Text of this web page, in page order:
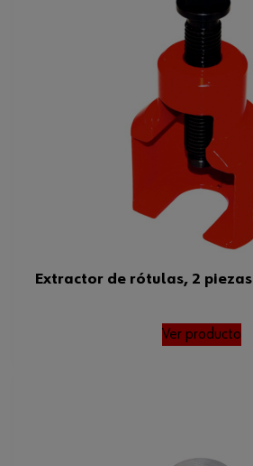
Extractor de rótulas, 2 piezas
Ver producto